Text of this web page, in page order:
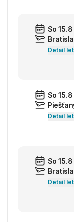
So
Detail
So
Detail
So
Detail